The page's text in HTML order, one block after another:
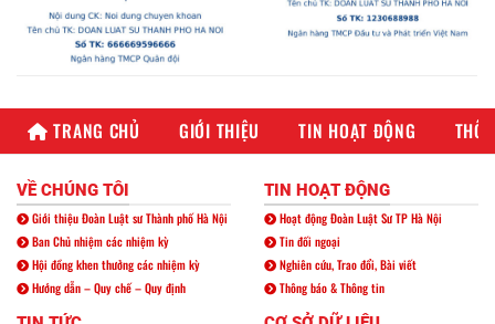
TRANG CHỦ GIỚI THIỆU TIN HOẠT ĐỘNG
VỀ CHÚNG TÔI
Giới thiệu Đoàn Luật sư Thành phố Hà Nội
Ban Chủ nhiệm các nhiệm kỳ
Hội đồng khen thưởng các nhiệm kỳ
Hướng dẫn – Quy chế – Quy định
TIN HOẠT ĐỘNG
Hoạt động Đoàn Luật Sư TP Hà Nội
Tin đối ngoại
Nghiên cứu, Trao đổi, Bài viết
Thông báo & Thông tin